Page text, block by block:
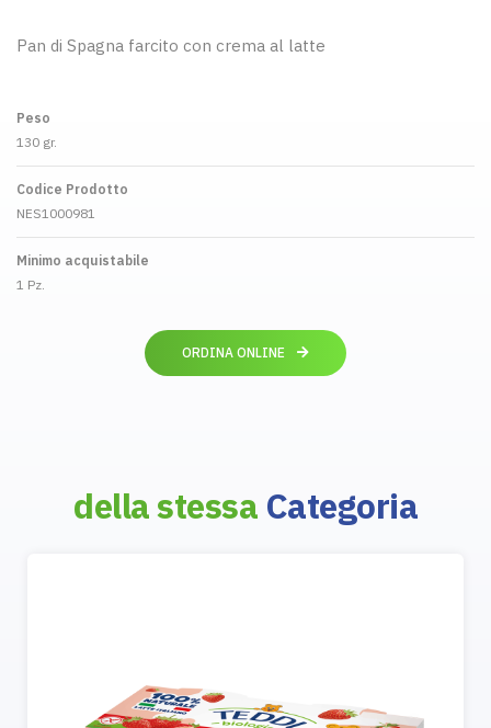
Pan di Spagna farcito con crema al latte
Peso
130 gr.
Codice Prodotto
NES1000981
Minimo acquistabile
1 Pz.
ORDINA ONLINE
della stessa Categoria